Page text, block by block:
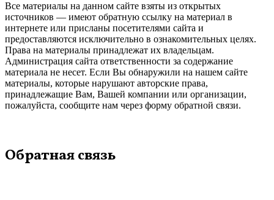
Все материалы на данном сайте взяты из открытых
источников — имеют обратную ссылку на материал в
интернете или присланы посетителями сайта и
предоставляются исключительно в ознакомительных целях.
Права на материалы принадлежат их владельцам.
Администрация сайта ответственности за содержание
материала не несет. Если Вы обнаружили на нашем сайте
материалы, которые нарушают авторские права,
принадлежащие Вам, Вашей компании или организации,
пожалуйста, сообщите нам через форму обратной связи.
Обратная связь